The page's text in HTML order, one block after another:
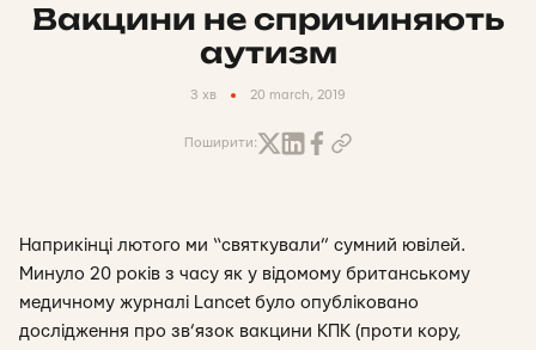
Вакцини не спричиняють
аутизм
3 хв 20 march, 2019
Поширити:
Наприкінці лютого ми “святкували” сумний ювілей.
Минуло 20 років з часу як у відомому британському
медичному журналі Lancet було опубліковано
дослідження про зв’язок вакцини КПК (проти кору,